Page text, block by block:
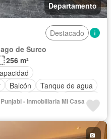
Departamento
Destacado
de Surco
256 m²
Balcón
Tanque de agua
Cochera
Gimnasio
- Inmobiliaria Mi Casa